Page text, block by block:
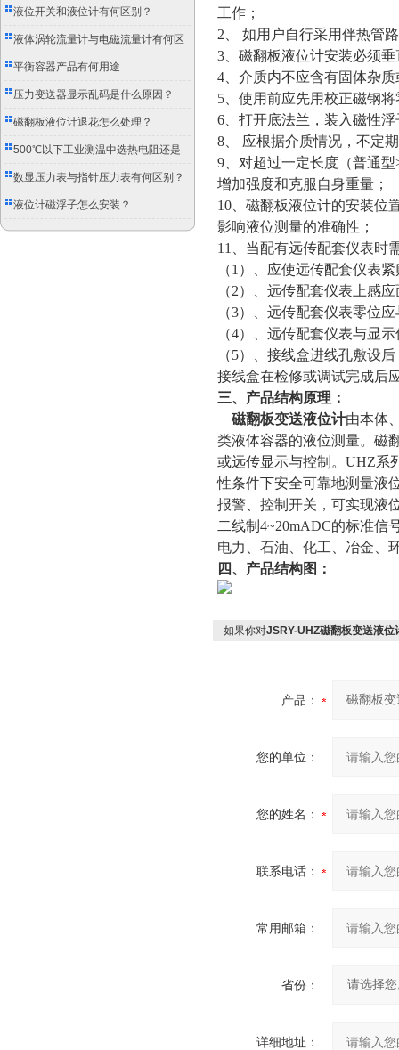
办？
液位开关和液位计有何区别？
液体涡轮流量计与电磁流量计有何区
别？
平衡容器产品有何用途
压力变送器显示乱码是什么原因？
磁翻板液位计退花怎么处理？
500℃以下工业测温中选热电阻还是
双金属温度计？
数显压力表与指针压力表有何区别？
液位计磁浮子怎么安装？
工作；
2、 如用户自行采用伴热管
3、磁翻板液位计安装必须
4、介质内不应含有固体杂
5、使用前应先用校正磁钢
6、打开底法兰，装入磁性
8、 应根据介质情况，不定
9、对超过一定长度（普通
增加强度和克服自身重量；
10、磁翻板液位计的安装位
影响液位测量的准确性；
11、当配有远传配套仪表时
（1）、应使远传配套仪表
（2）、远传配套仪表上感
（3）、远传配套仪表零位
（4）、远传配套仪表与显
（5）、接线盒进线孔敷设
接线盒在检修或调试完成后
三、产品结构原理：
磁翻板变送液位计由本体
类液体容器的液位测量。磁
或远传显示与控制。UHZ系
性条件下安全可靠地测量液
报警、控制开关，可实现液
二线制4~20mADC的标准信
电力、石油、化工、冶金、
四、产品结构图：
如果你对JSRY-UHZ磁翻板变送液位
产品：
您的单位：
您的姓名：
联系电话：
常用邮箱：
省份：
详细地址：